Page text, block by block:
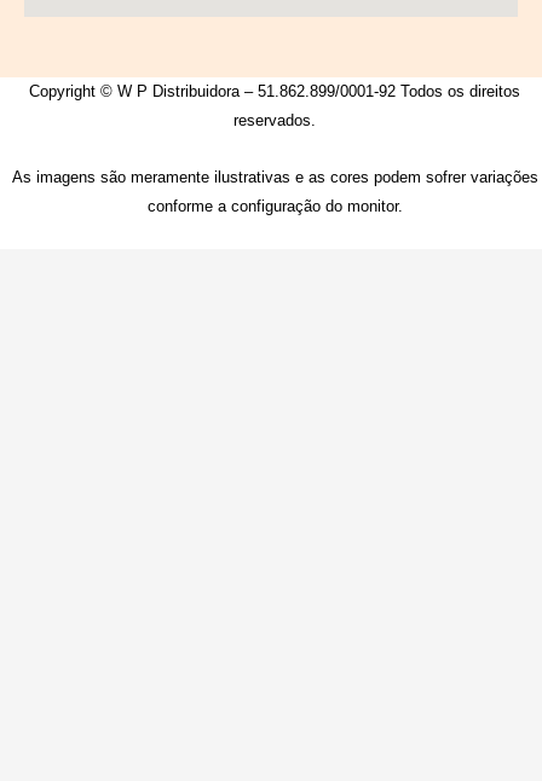
Copyright © W P Distribuidora – 51.862.899/0001-92 Todos os direitos
reservados.
As imagens são meramente ilustrativas e as cores podem sofrer variações
conforme a configuração do monitor.